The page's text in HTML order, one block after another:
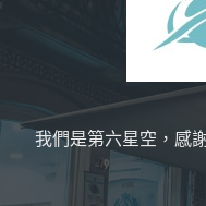
我們是第六星空，感